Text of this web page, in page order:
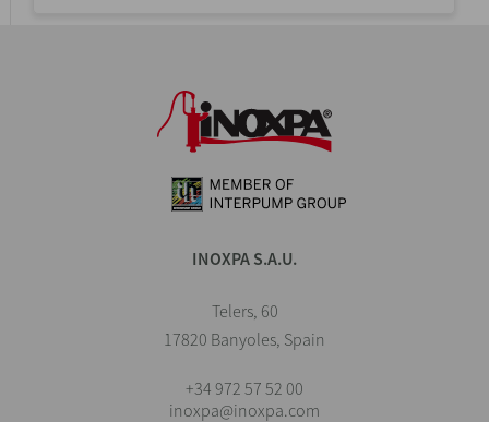
INOXPA S.A.U.
Telers, 60
17820 Banyoles, Spain
+34 972 57 52 00
inoxpa@inoxpa.com